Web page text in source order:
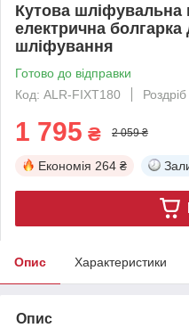
Кутова
електрична болгарка
шліфування
Готово до відправки
Код: ALR-FIXT180
Роздріб
1 795 ₴ 2 059 ₴
Економія 264 ₴
Опис Характеристики
Опис